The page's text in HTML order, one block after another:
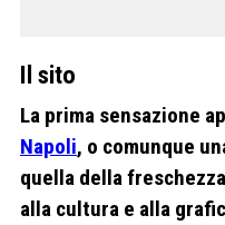
Il sito
La prima sensazione
Napoli, o comunque
quella della
alla cultura e alla